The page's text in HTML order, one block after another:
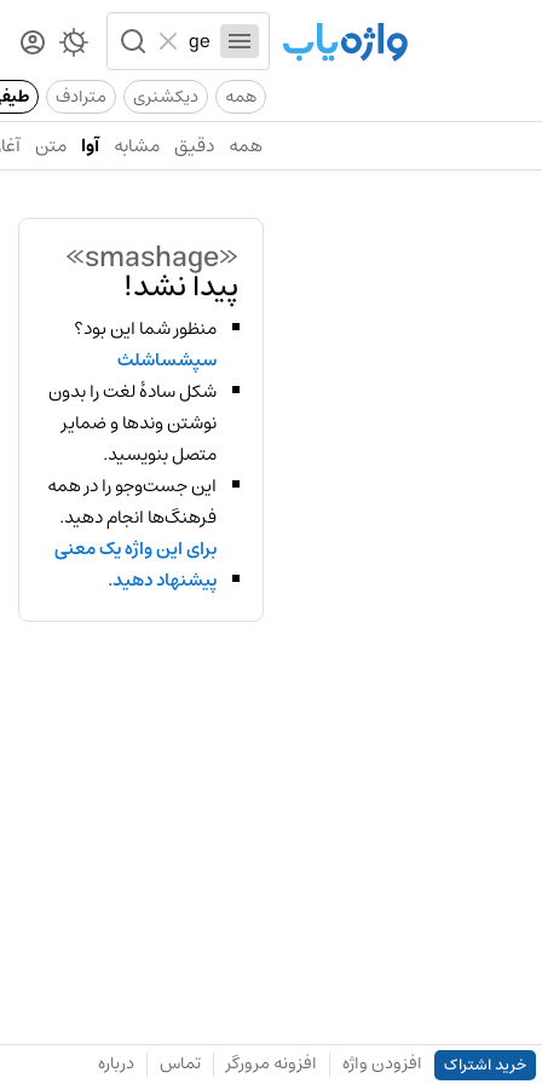
همه دیکشنری مترادف
همه دقیق مشابه آوا متن
«smashage»
پیدا نشد!
منظور شما این بود؟
سپشساشلث
شکل سادهٔ لغت را بدون
نوشتن وندها و ضمایر
متصل بنویسید.
این جست‌وجو را در همه
فرهنگ‌ها انجام دهید.
برای این واژه یک معنی
پیشنهاد دهید.
خرید اشتراک افزودن واژه افزونه مرورگر تماس درباره